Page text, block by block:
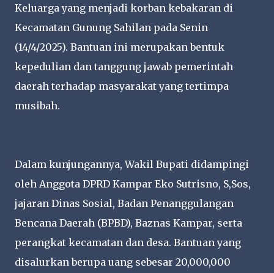
Keluarga yang menjadi korban kebakaran di
Kecamatan Gunung Sahilan pada Senin
(14/4/2025). Bantuan ini merupakan bentuk
kepedulian dan tanggung jawab pemerintah
daerah terhadap masyarakat yang tertimpa
musibah.
Dalam kunjungannya, Wakil Bupati didampingi
oleh Anggota DPRD Kampar Eko Sutrisno, S,Sos,
jajaran Dinas Sosial, Badan Penanggulangan
Bencana Daerah (BPBD), Baznas Kampar, serta
perangkat kecamatan dan desa. Bantuan yang
disalurkan berupa uang sebesar 20,000,000